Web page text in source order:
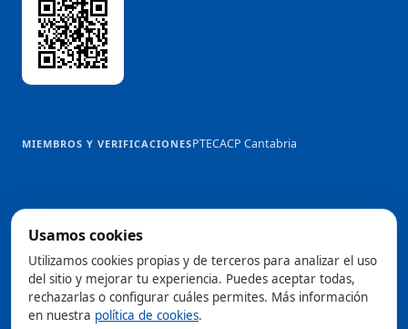
MIEMBROS Y VERIFICACIONESPTECACP Cantabria
@2026 Trowelapp
Aviso legalTérminos y condicionesPrivacidad CookiesDPA
Configurar cookies
Hecho con ❤️ desde España
Usamos cookies
Utilizamos cookies propias y de terceros para analizar el uso
del sitio y mejorar tu experiencia. Puedes aceptar todas,
rechazarlas o configurar cuáles permites. Más información
en nuestra política de cookies.